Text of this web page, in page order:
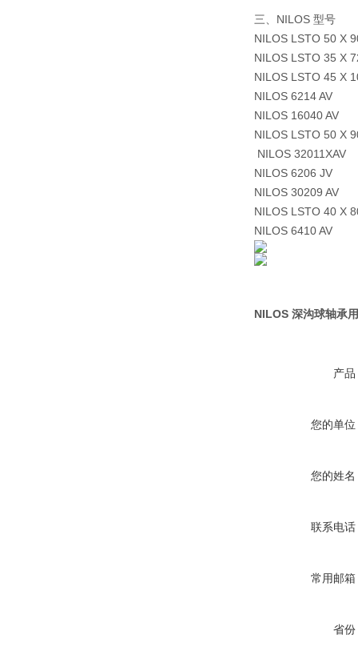
三、NILOS 型号
NILOS LSTO 50 X
NILOS LSTO 35 X
NILOS LSTO 45 X
NILOS 6214 AV
NILOS 16040 AV
NILOS LSTO 50 X
NILOS 32011XAV
NILOS 6206 JV
NILOS 30209 AV
NILOS LSTO 40 X
NILOS 6410 AV
NILOS 深沟球轴承
产品
您的单位
您的姓名
联系电话
常用邮箱
省份